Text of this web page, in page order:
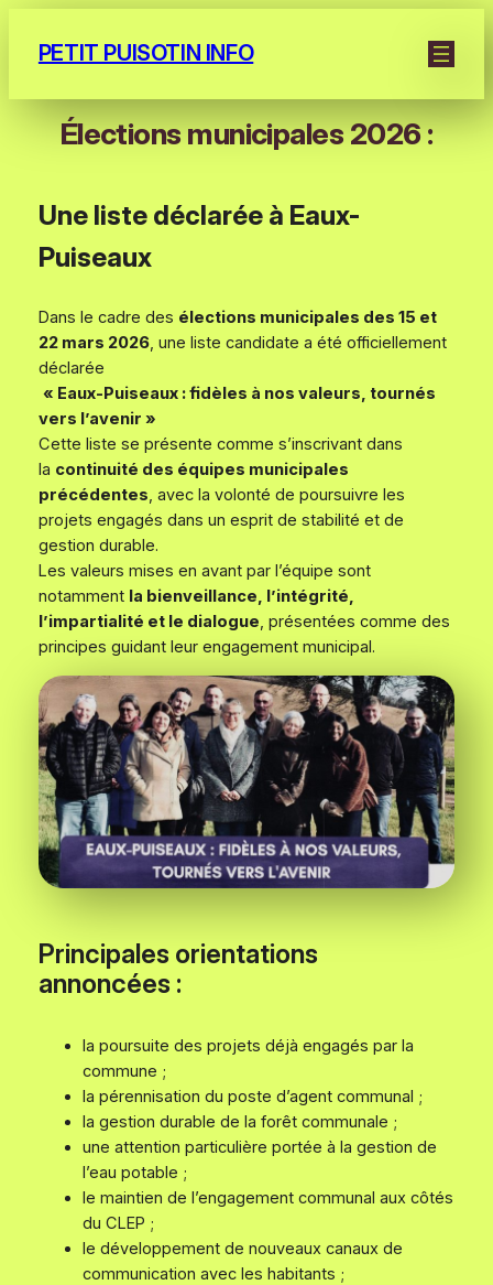
contenu
PETIT PUISOTIN INFO
Élections municipales 2026 :
Une liste déclarée à Eaux-
Puiseaux
Dans le cadre des élections municipales des 15 et
22 mars 2026, une liste candidate a été officiellement
déclarée
« Eaux-Puiseaux : fidèles à nos valeurs, tournés
vers l’avenir »
Cette liste se présente comme s’inscrivant dans
la continuité des équipes municipales
précédentes, avec la volonté de poursuivre les
projets engagés dans un esprit de stabilité et de
gestion durable.
Les valeurs mises en avant par l’équipe sont
notamment la bienveillance, l’intégrité,
l’impartialité et le dialogue, présentées comme des
principes guidant leur engagement municipal.
Principales orientations
annoncées :
la poursuite des projets déjà engagés par la
commune ;
la pérennisation du poste d’agent communal ;
la gestion durable de la forêt communale ;
une attention particulière portée à la gestion de
l’eau potable ;
le maintien de l’engagement communal aux côtés
du CLEP ;
le développement de nouveaux canaux de
communication avec les habitants ;